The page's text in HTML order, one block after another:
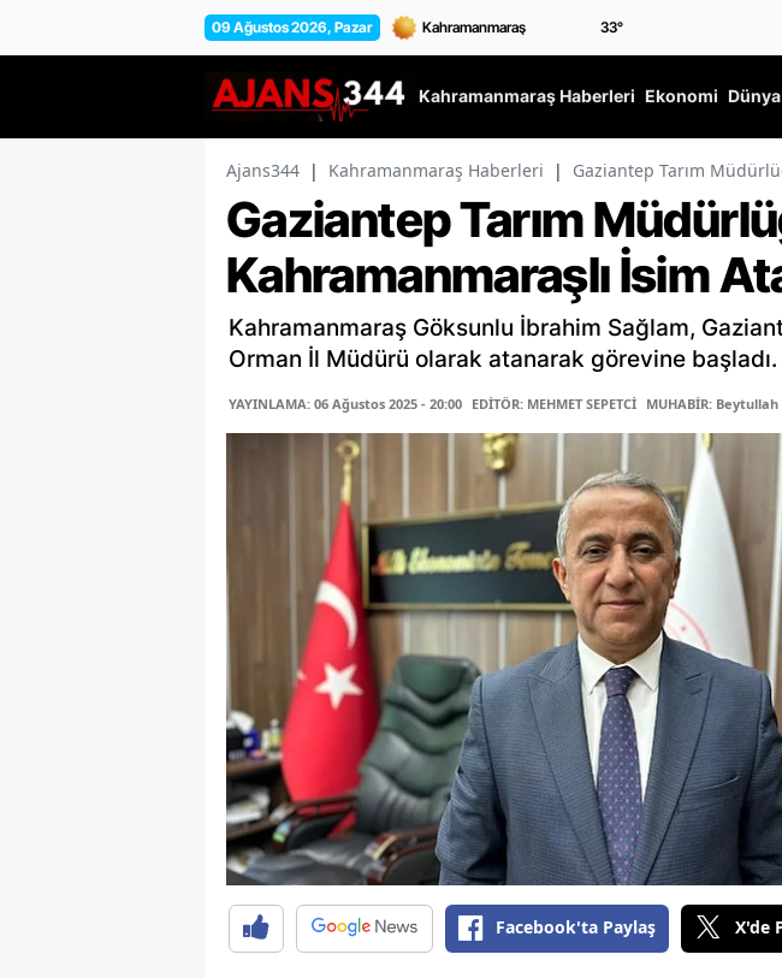
09 Ağustos 2026, Pazar 33°
Kahramanmaraş Haberleri Ekonomi Dünya
Ajans344 | Kahramanmaraş Haberleri | Gaziantep Tarım
Gaziantep Tarım
Kahramanmaraşlı İsim
Kahramanmaraş Göksunlu İbrahim Sağlam,
Orman İl Müdürü olarak atanarak görevine başladı.
YAYINLAMA: 06 Ağustos 2025 - 20:00 EDİTÖR: MEHMET SEPETCİ MUHABİR:
Facebook'ta Paylaş X'de